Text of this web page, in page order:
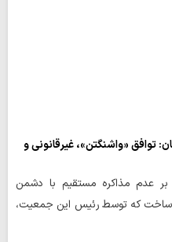
توافق «واشنگتن»، غیرقانونی و
بر عدم مذاکره مستقیم با دشمن
ساخت که توسط رئیس این جمعیت،